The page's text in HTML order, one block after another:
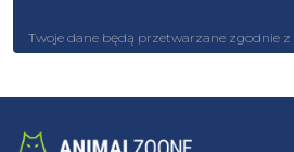
Twoje dane będą przetwarzane zgodnie z